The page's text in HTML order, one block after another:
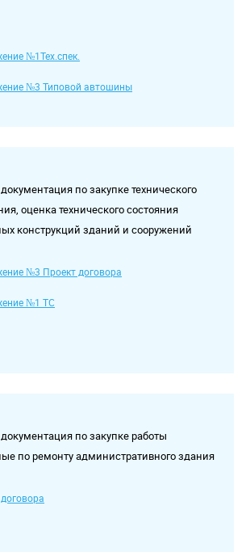
№1Тех.спек.
№3 Типовой автошины
по закупке технического
оценка технического состояния
конструкций зданий и сооружений
№3 Проект договора
№1 ТС
по закупке работы
по ремонту административного здания